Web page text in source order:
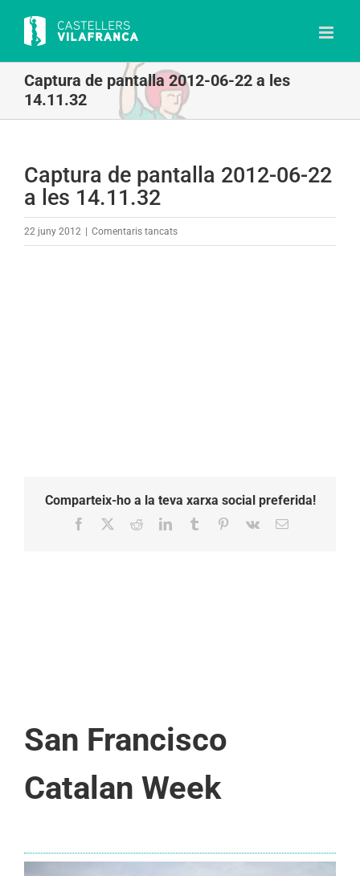
content
Captura de pantalla 2012-06-22 a les
14.11.32
Captura de pantalla 2012-06-22
a les 14.11.32
22 juny 2012 Comentaris tancatsa
Comparteix-ho a la teva xarxa social preferida!
Facebook RedditLinkedInTumblr Pinterest
Vk Email:
San Francisco
Catalan Week